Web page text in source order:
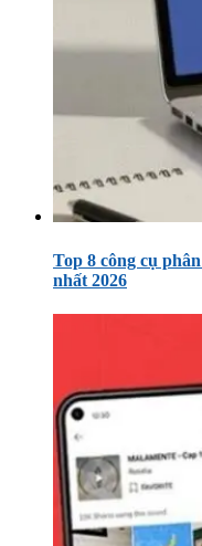
Top 8 công cụ
nhất 2026